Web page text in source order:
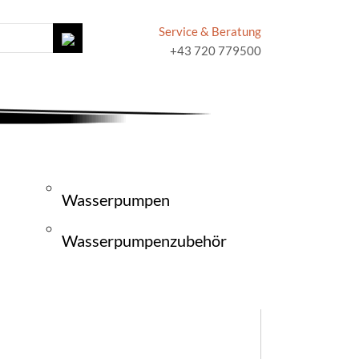
Service & Beratung
+43 720 779500
Wasserpumpen
Wasserpumpenzubehör